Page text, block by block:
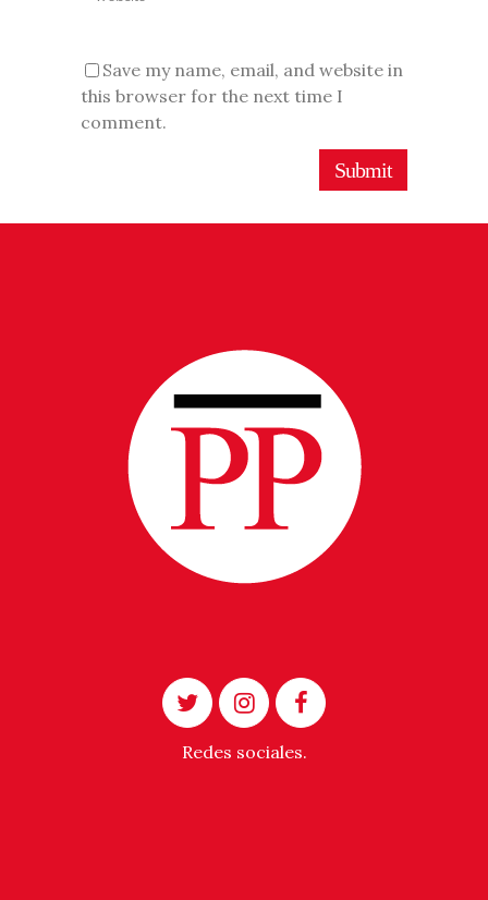
Save my name, email, and website in
this browser for the next time I
comment.
Redes sociales.